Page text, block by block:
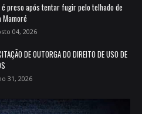
preso após tentar fugir pelo telhado de
Mamoré
04, 2026
DE OUTORGA DO DIREITO DE USO DE
31, 2026